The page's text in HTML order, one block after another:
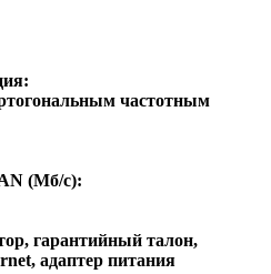
частотным
(Мб/с):
гарантийный талон,
адаптер питания